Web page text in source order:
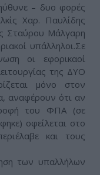
– δυο φορές
Χαρ. Παυλίδης
Σταύρου Μάλγαρη
υπάλληλοι.Σε
οι εφορικαοί
της ΔΥΟ
μόνο στον
αναφέρουν ότι αν
του ΦΠΑ (σε
οφείλεται στο
και τους
των υπαλλήλων